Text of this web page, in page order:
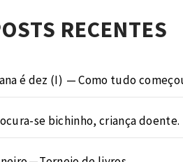
RECENTES
é dez (I) — Como tudo
se bichinho, criança doente.